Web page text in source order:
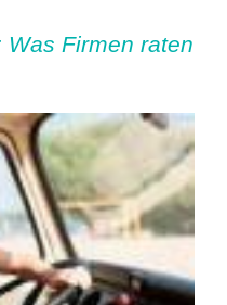
Firmen raten